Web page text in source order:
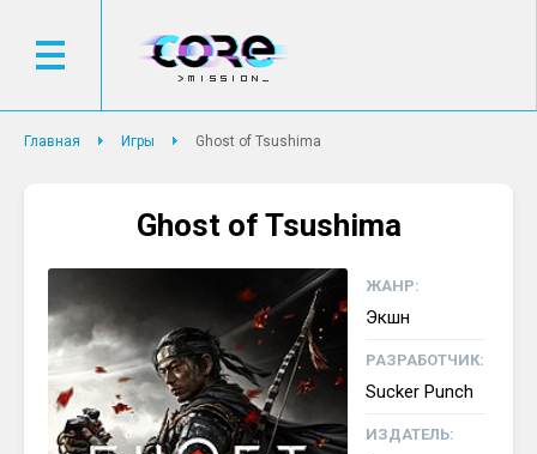
Главная Игры Ghost of Tsushima
Ghost of Tsushima
ЖАНР:
Экшн
РАЗРАБОТЧИК:
Sucker Punch
ИЗДАТЕЛЬ: